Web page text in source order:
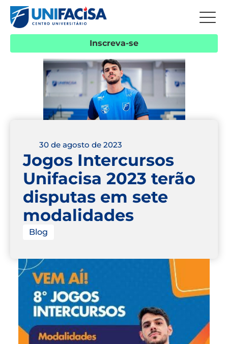
Inscreva-se
30 de agosto de 2023
Jogos Intercursos
Unifacisa 2023 terão
disputas em sete
modalidades
Blog